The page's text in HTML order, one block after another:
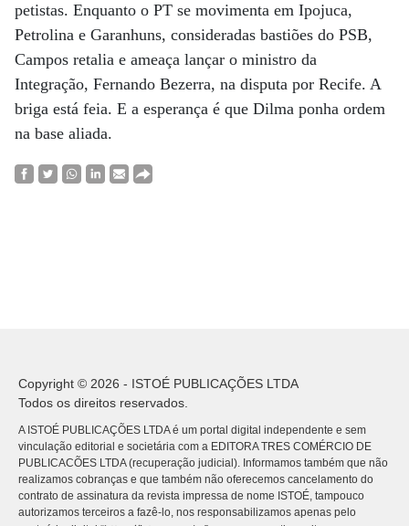
petistas. Enquanto o PT se movimenta em Ipojuca,
Petrolina e Garanhuns, consideradas bastiões do PSB,
Campos retalia e ameaça lançar o ministro da
Integração, Fernando Bezerra, na disputa por Recife. A
briga está feia. E a esperança é que Dilma ponha ordem
na base aliada.
Copyright © 2026 - ISTOÉ PUBLICAÇÕES LTDA
Todos os direitos reservados.
A ISTOÉ PUBLICAÇÕES LTDA é um portal digital independente e sem
vinculação editorial e societária com a EDITORA TRES COMÉRCIO DE
PUBLICACÕES LTDA (recuperação judicial). Informamos também que não
realizamos cobranças e que também não oferecemos cancelamento do
contrato de assinatura da revista impressa de nome ISTOÉ, tampouco
autorizamos terceiros a fazê-lo, nos responsabilizamos apenas pelo